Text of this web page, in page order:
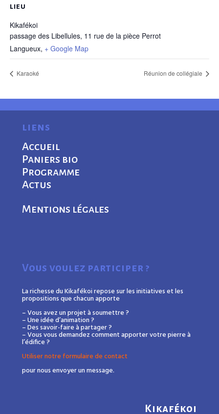
LIEU
Kikafékoi
passage des Libellules, 11 rue de la pièce Perrot
Langueux, + Google Map
Karaoké Réunion de collégiale
liens
Accueil
Paniers bio
Programme
Actus
Mentions légales
Vous voulez participer ?
La richesse du Kikafékoi repose sur les initiatives et les
propositions que chacun apporte
– Vous avez un projet à soumettre ?
– Une idée d’animation ?
– Des savoir-faire à partager ?
– Vous vous demandez comment apporter votre pierre à
l’édifice ?
Utiliser notre formulaire de contact
pour nous envoyer un message.
Kikafékoi